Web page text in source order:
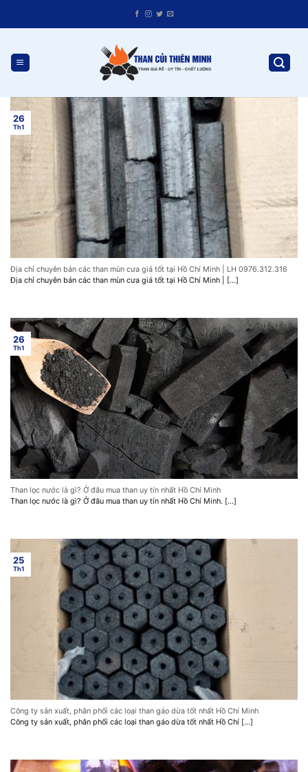
Địa chỉ chuyên bán các than mùn cưa giá tốt tại Hồ Chí Minh | LH 0976.312.316
Địa chỉ chuyên bán các than mùn cưa giá tốt tại Hồ Chí Minh | [...]
26
Th1
Than lọc nước là gì? Ở đâu mua than uy tín nhất Hồ Chí Minh
Than lọc nước là gì? Ở đâu mua than uy tín nhất Hồ Chí Minh. [...]
26
Th1
Công ty sản xuất, phân phối các loại than gáo dừa tốt nhất Hồ Chí Minh
Công ty sản xuất, phân phối các loại than gáo dừa tốt nhất Hồ Chí [...]
25
Th1